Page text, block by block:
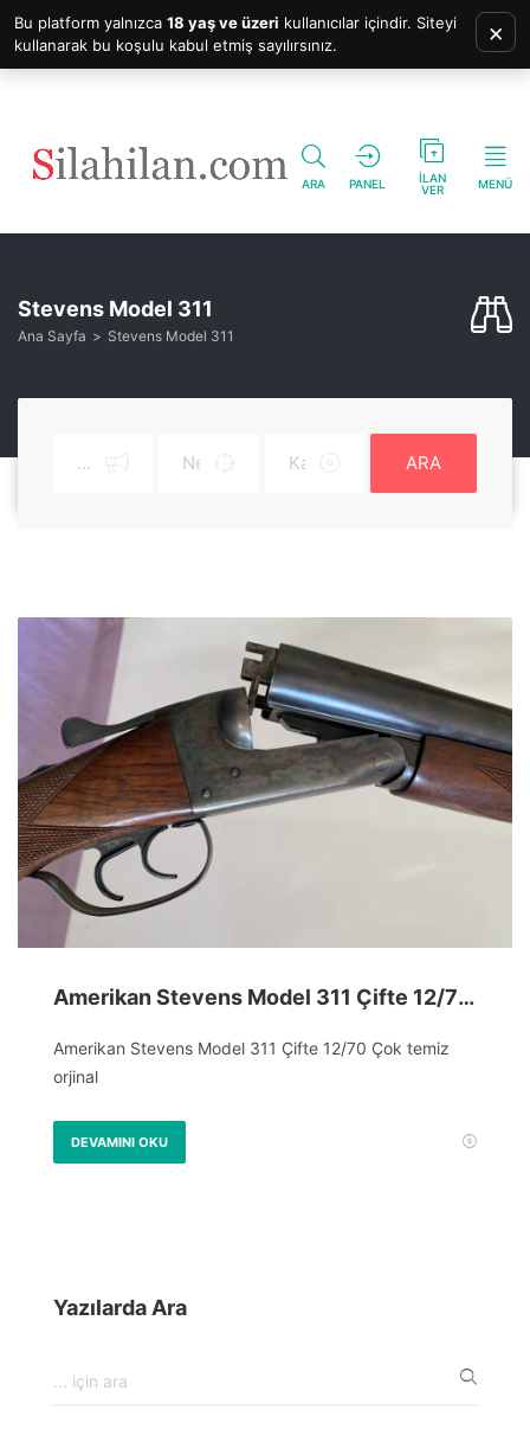
ARA PANEL
İLAN
VER
MENÜ
Stevens Model 311
Ana Sayfa Stevens Model 311
ARA
Amerikan Stevens Model 311 Çifte 12/70 Çok temiz orjinal
Amerikan Stevens Model 311 Çifte 12/70 Çok temiz
orjinal
DEVAMINI OKU
Yazılarda Ara
Bu platform yalnızca 18 yaş ve üzeri kullanıcılar içindir. Siteyi
kullanarak bu koşulu kabul etmiş sayılırsınız.
×